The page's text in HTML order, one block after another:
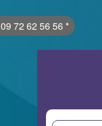
09 72 62 56 56 *